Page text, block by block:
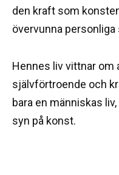
den kraft som
övervunna personliga
Hennes liv vittnar om
självförtroende och
bara en människas
syn på konst.